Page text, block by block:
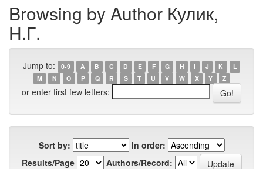
Browsing by Author Кулик,
Н.Г.
Jump to: 0-9 A B C D E F G H I J K
L
M
N O P Q R S T U V W X Y Z
or enter first few letters:
Sort by:
In order:
Results/Page
Authors/Record: